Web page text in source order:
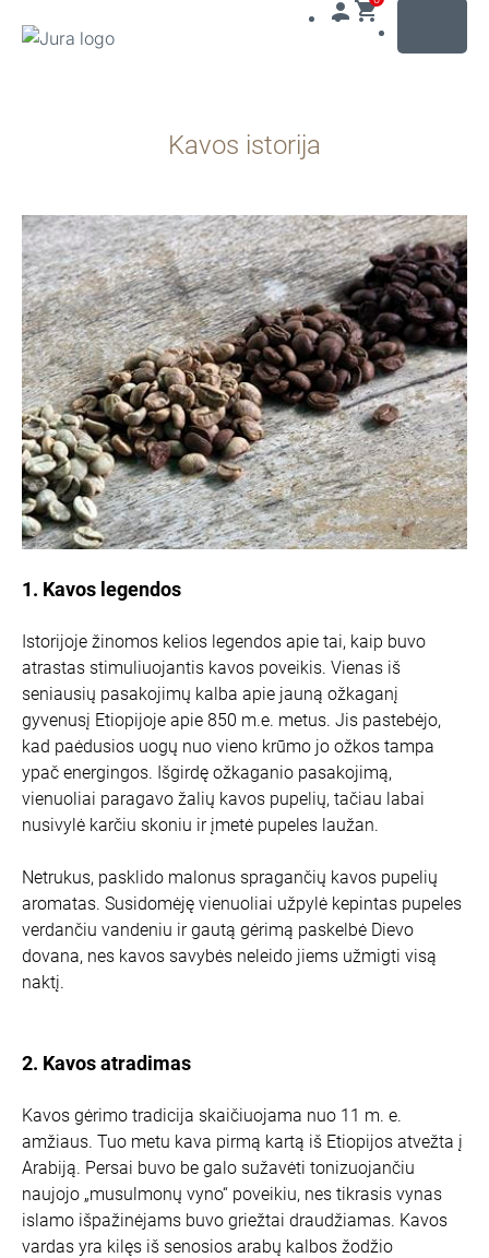
paieškos
Kavos istorija
1. Kavos legendos
Istorijoje žinomos kelios legendos apie tai, kaip buvo
atrastas stimuliuojantis kavos poveikis. Vienas iš
seniausių pasakojimų kalba apie jauną ožkaganį
gyvenusį Etiopijoje apie 850 m.e. metus. Jis pastebėjo,
kad paėdusios uogų nuo vieno krūmo jo ožkos tampa
ypač energingos. Išgirdę ožkaganio pasakojimą,
vienuoliai paragavo žalių kavos pupelių, tačiau labai
nusivylė karčiu skoniu ir įmetė pupeles laužan.
Netrukus, pasklido malonus spragančių kavos pupelių
aromatas. Susidomėję vienuoliai užpylė kepintas pupeles
verdančiu vandeniu ir gautą gėrimą paskelbė Dievo
dovana, nes kavos savybės neleido jiems užmigti visą
naktį.
2. Kavos atradimas
Kavos gėrimo tradicija skaičiuojama nuo 11 m. e.
amžiaus. Tuo metu kava pirmą kartą iš Etiopijos atvežta į
Arabiją. Persai buvo be galo sužavėti tonizuojančiu
naujojo „musulmonų vyno“ poveikiu, nes tikrasis vynas
islamo išpažinėjams buvo griežtai draudžiamas. Kavos
vardas yra kilęs iš senosios arabų kalbos žodžio